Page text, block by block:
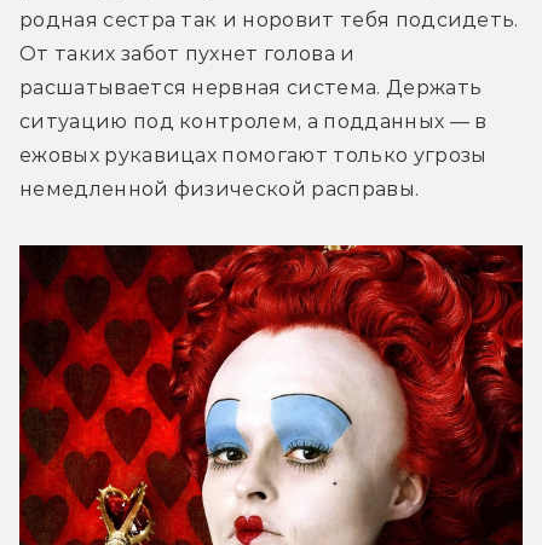
родная сестра так и норовит тебя подсидеть.
От таких забот пухнет голова и
расшатывается нервная система. Держать
ситуацию под контролем, а подданных — в
ежовых рукавицах помогают только угрозы
немедленной физической расправы.